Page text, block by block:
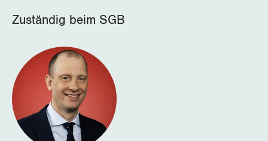
Zuständig beim SGB